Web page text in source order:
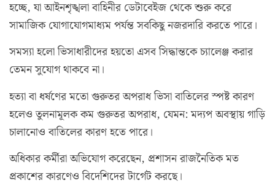
হচ্ছে, যা আইনশৃঙ্খলা বাহিনীর ডেটাবেইজ থেকে শুরু করে
সামাজিক যোগাযোগমাধ্যম পর্যন্ত সবকিছু নজরদারি করতে পারে।
সমস্যা হলো ভিসাধারীদের হয়তো এসব সিদ্ধান্তকে চ্যালেঞ্জ করার
তেমন সুযোগ থাকবে না।
হত্যা বা ধর্ষণের মতো গুরুতর অপরাধ ভিসা বাতিলের স্পষ্ট কারণ
হলেও তুলনামূলক কম গুরুতর অপরাধ, যেমন: মদ্যপ অবস্থায় গাড়ি
চালানোও বাতিলের কারণ হতে পারে।
অধিকার কর্মীরা অভিযোগ করেছেন, প্রশাসন রাজনৈতিক মত
প্রকাশের কারণেও বিদেশিদের টার্গেট করছে।